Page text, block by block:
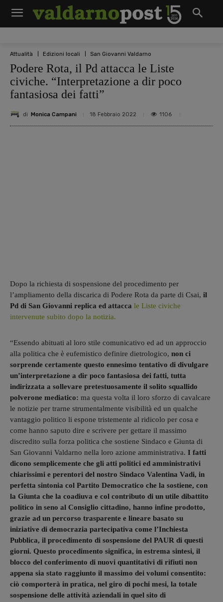
Attualità Edizioni locali San Giovanni Valdarno
Podere Rota, il Pd attacca le Liste
civiche. “Interpretazione a dir poco
fantasiosa dei fatti”
di Monica Campani 18 Febbraio 2022 1106
Dopo la richiesta di sospensione del procedimento per
l’ampliamento della discarica di Podere Rota da parte di Csai, il
Pd di San Giovanni replica ed attacca le Liste civiche
intervenute subito dopo la notizia.
“Essendo abituati al loro stile comunicativo ed ad un approccio
alla politica che è eufemistico definire dietrologico, non ci
sorprende certamente questo ennesimo tentativo di divulgare
un’interpretazione a dir poco fantasiosa dei fatti, tutta
indirizzata a sollevare pretestuosamente il solito squallido
polverone mediatico: ma questa volta il loro sforzo di cavalcare
le notizie per trarne strumentalmente visibilità ed un qualche
vantaggio politico li espone tristemente al ridicolo per cosa e
come hanno saputo dire e scrivere per gettare il massimo
discredito sulla forza politica che sostiene Sindaco e Giunta di
San Giovanni Valdarno nella loro azione amministrativa. I fatti
dicono semplicemente che gli atti politici ed amministrativi
chiarissimi e perentori del nostro Sindaco Valentina Vadi, in
perfetta sintonia col Partito Democratico che la sostiene, con
la Giunta che la coadiuva e col contributo di un utile dibattito
politico in seno al Consiglio cittadino, hanno infine prodotto,
grazie ad un percorso trasparente e lineare basato su
iniziative di democrazia partecipativa come l’Inchiesta
Pubblica, il procedimento di sospensione del PAUR di questi
giorni. Questo procedimento significa, in estrema sintesi, il
blocco del conferimento di nuovi quantitativi di rifiuti non
appena sia stato raggiunto il massimo dei volumi consentito:
ciò comporterà in pratica, nel giro di pochi mesi, la totale
sospensione delle attività aziendali in quel sito di